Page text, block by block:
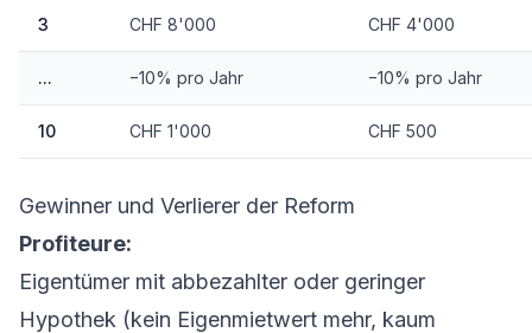
3 CHF 8'000 CHF 4'000
... −10% pro Jahr −10% pro Jahr
10 CHF 1'000 CHF 500
Gewinner und Verlierer der Reform
Profiteure:
Eigentümer mit abbezahlter oder geringer
Hypothek (kein Eigenmietwert mehr, kaum